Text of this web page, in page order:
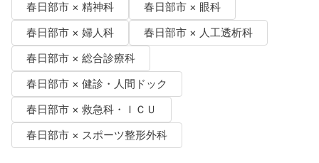
春日部市 × 精神科
春日部市 × 眼科
春日部市 × 婦人科
春日部市 × 人工透析科
春日部市 × 総合診療科
春日部市 × 健診・人間ドック
春日部市 × 救急科・ＩＣＵ
春日部市 × スポーツ整形外科